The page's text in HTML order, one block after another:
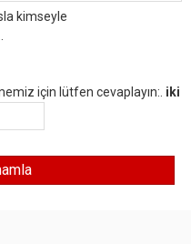
kimseyle
için lütfen cevaplayın:. iki